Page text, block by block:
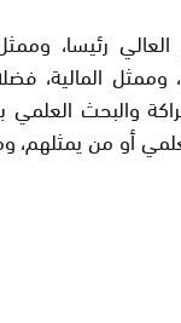
رئيسا،
وممثل المالية،
والبحث العلمي
أو من